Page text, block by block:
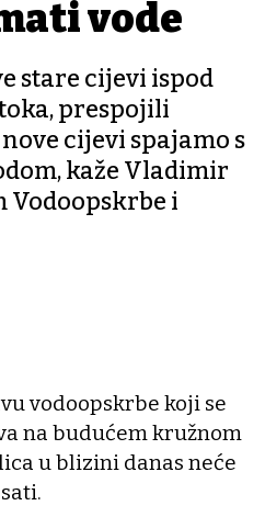
vode
stare cijevi ispod
prespojili
cijevi spajamo s
kaže Vladimir
Vodoopskrbe i
vodoopskrbe koji se
na budućem kružnom
u blizini danas neće